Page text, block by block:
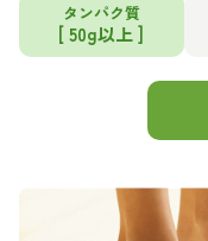
タンパク質
[ 50g以上 ]